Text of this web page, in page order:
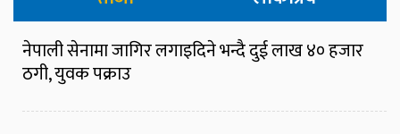
नेपाली सेनामा जागिर लगाइदिने भन्दै दुई लाख ४० हजार
ठगी, युवक पक्राउ